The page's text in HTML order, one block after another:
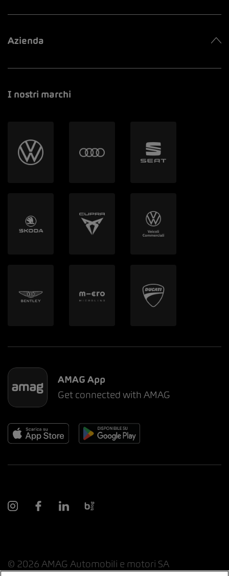
Azienda
I nostri marchi
AMAG App
Get connected with AMAG
© 2026 AMAG Automobili e motori SA